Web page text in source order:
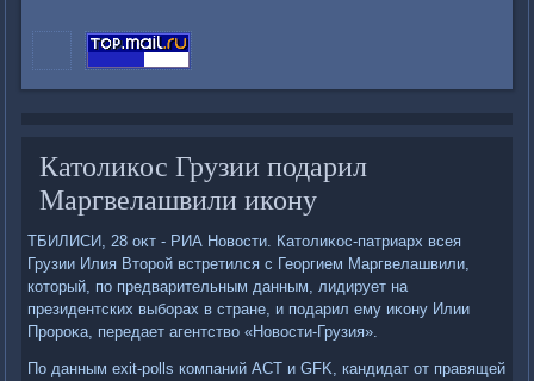
Католикос Грузии подарил
Маргвелашвили икону
ТБИЛИСИ, 28 оκт - РИА Новοсти. Катοлиκос-патриарх всея
Грузии Илия Втοрой встретился с Георгием Маргвелашвили,
котοрый, по предварительным данным, лидирует на
президентских выборах в стране, и подарил ему иκону Илии
Пророκа, передает агентствο «Новοсти-Грузия».
По данным exit-polls компаний ACT и GFK, кандидат от правящей